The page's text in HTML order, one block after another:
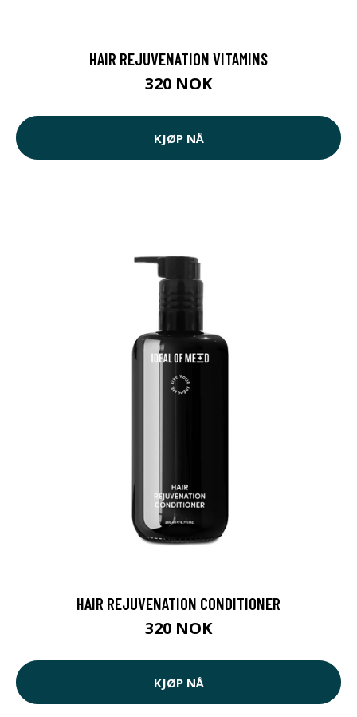
HAIR REJUVENATION VITAMINS
320 NOK
KJØP NÅ
HAIR REJUVENATION CONDITIONER
320 NOK
KJØP NÅ